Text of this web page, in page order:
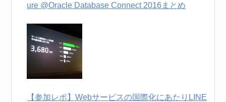
ure @Oracle Database Connect 2016まとめ
【参加レポ】Webサービスの国際化にあたりLINE